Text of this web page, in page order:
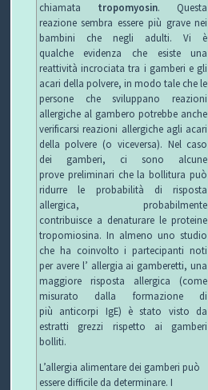
chiamata tropomyosin. Questa
reazione sembra essere più grave nei
bambini che negli adulti. Vi è
qualche evidenza che esiste una
reattività incrociata tra i gamberi e gli
acari della polvere, in modo tale che le
persone che sviluppano reazioni
allergiche al gambero potrebbe anche
verificarsi reazioni allergiche agli acari
della polvere (o viceversa). Nel caso
dei gamberi, ci sono alcune
prove preliminari che la bollitura può
ridurre le probabilità di risposta
allergica, probabilmente
contribuisce a denaturare le proteine
tropomiosina. In almeno uno studio
che ha coinvolto i partecipanti noti
per avere l’ allergia ai gamberetti, una
maggiore risposta allergica (come
misurato dalla formazione di
più anticorpi IgE) è stato visto da
estratti grezzi rispetto ai gamberi
bolliti.
L’allergia alimentare dei gamberi può
essere difficile da determinare. I